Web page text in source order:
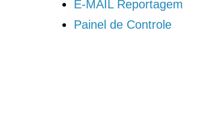
E-MAIL Reportagem
Painel de Controle